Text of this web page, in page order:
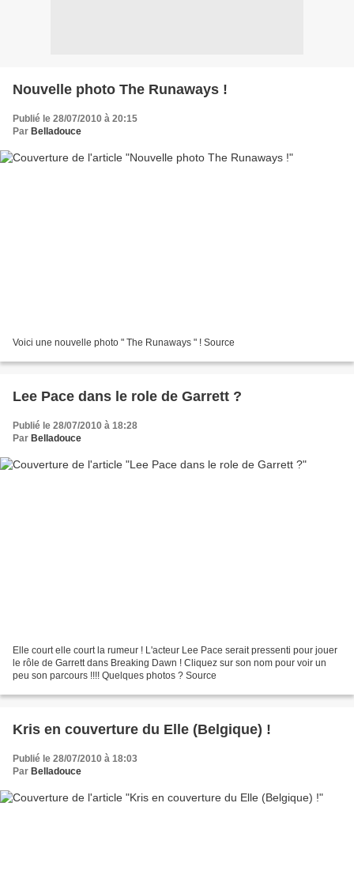
Nouvelle photo The Runaways !
Publié le 28/07/2010 à 20:15
Par Belladouce
Voici une nouvelle photo " The Runaways " ! Source
Lee Pace dans le role de Garrett ?
Publié le 28/07/2010 à 18:28
Par Belladouce
Elle court elle court la rumeur ! L'acteur Lee Pace serait pressenti pour jouer
le rôle de Garrett dans Breaking Dawn ! Cliquez sur son nom pour voir un
peu son parcours !!!! Quelques photos ? Source
Kris en couverture du Elle (Belgique) !
Publié le 28/07/2010 à 18:03
Par Belladouce